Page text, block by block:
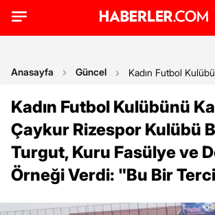
Anasayfa Güncel Kadın Futbol
Kadın Futbol Kulübünü
Çaykur Rizespor Kulübü
Turgut, Kuru Fasülye ve
Örneği Verdi: "Bu Bir